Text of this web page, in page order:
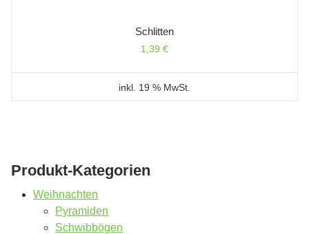
Schlitten
1,39 €
inkl. 19 % MwSt.
Produkt-Kategorien
Weihnachten
Pyramiden
Schwibbögen